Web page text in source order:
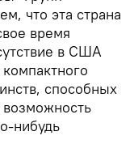
что эта страна
время
в США
способных
нибудь